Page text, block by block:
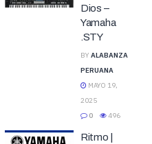
Dios –
Yamaha
.STY
BY ALABANZA
PERUANA
MAYO 19,
2025
0
496
Ritmo |